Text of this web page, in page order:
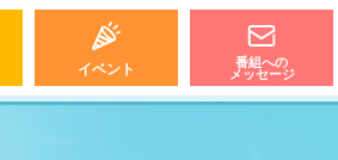
イベント
番組への
メッセージ